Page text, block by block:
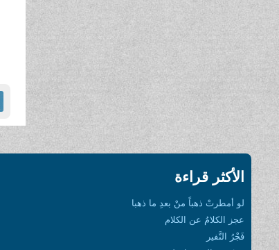
الأكثر قراءة
لو أمطرتْ ذهباً منْ بعدِ ما ذهبا
عجز الكلامُ عن الكلام
فَجْرُ النَّفير